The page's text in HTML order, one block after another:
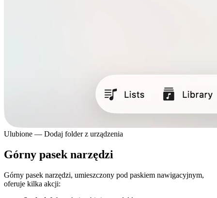
Ulubione — Dodaj folder z urządzenia
Górny pasek narzędzi
Górny pasek narzędzi, umieszczony pod paskiem nawigacyjnym,
oferuje kilka akcji: